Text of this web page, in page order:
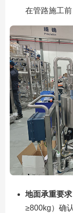
在管路施工
地面承重要求
≥800kg）确